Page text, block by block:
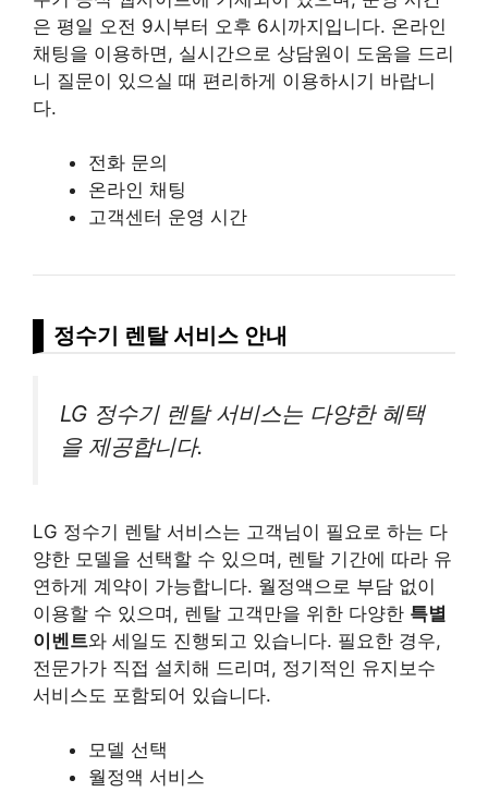
은 평일 오전 9시부터 오후 6시까지입니다. 온라인
채팅을 이용하면, 실시간으로 상담원이 도움을 드리
니 질문이 있으실 때 편리하게 이용하시기 바랍니
다.
전화 문의
온라인 채팅
고객센터 운영 시간
정수기 렌탈 서비스 안내
LG 정수기 렌탈 서비스는 다양한 혜택
을 제공합니다.
LG 정수기 렌탈 서비스는 고객님이 필요로 하는 다
양한 모델을 선택할 수 있으며, 렌탈 기간에 따라 유
연하게 계약이 가능합니다. 월정액으로 부담 없이
이용할 수 있으며, 렌탈 고객만을 위한 다양한 특별
이벤트와 세일도 진행되고 있습니다. 필요한 경우,
전문가가 직접 설치해 드리며, 정기적인 유지보수
서비스도 포함되어 있습니다.
모델 선택
월정액 서비스